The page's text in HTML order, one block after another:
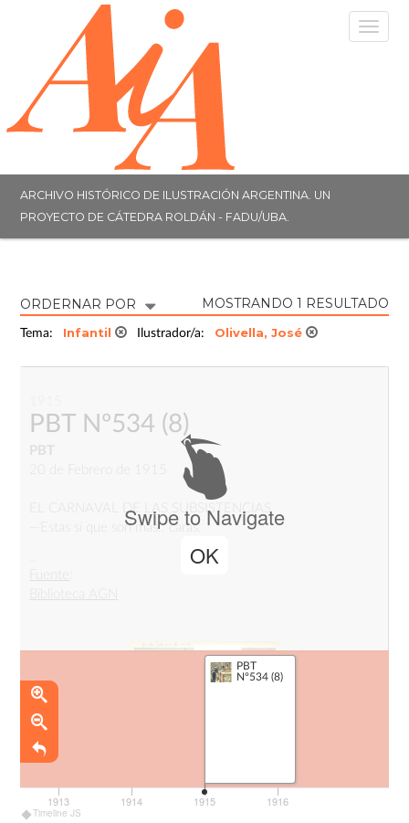
ARCHIVO HISTÓRICO DE ILUSTRACIÓN ARGENTINA. UN
PROYECTO DE CÁTEDRA ROLDÁN - FADU/UBA.
ORDERNAR POR MOSTRANDO 1 RESULTADO
Tema: Infantil Ilustrador/a: Olivella, José
PBT Nº534 (8)
PBT
EL CARNAVAL DE LAS SUBSISTENCIAS
—Estas sí que son más.. caras.Swipe to Navigate
OK
Timeline JS
PBT
Nº534 (8)
1913 1914 1915 1916